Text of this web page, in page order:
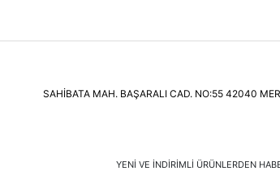
SAHİBATA MAH. BAŞARALI CAD. NO:55 42040
YENI VE INDIRIMLI ÜRÜNLERDEN